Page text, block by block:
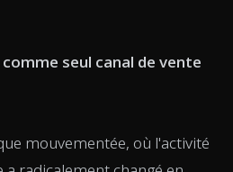
seul canal de vente
mouvementée, où l'activité